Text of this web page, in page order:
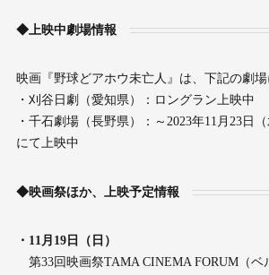
◆上映中劇場情報
映画『野球どアホウ未亡人』は、下記の劇
・刈谷日劇（愛知県）：ロングラン上映中
・千石劇場（長野県）：～2023年11月23日（
にて上映中
◆映画祭ほか、上映予定情報
・11月19日（日）
第33回映画祭TAMA CINEMA FORUM（ベ